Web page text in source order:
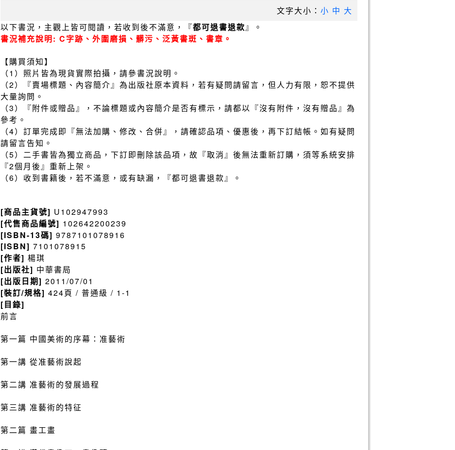
文字大小： 小 中 大
以下書況，主觀上皆可閱讀，若收到後不滿意，『都可退書退款』。
書況補充說明: C字跡、外圍磨損、髒污、泛黃書斑、書章。
【購買須知】
（1）照片皆為現貨實際拍攝，請參書況說明。
（2）『賣場標題、內容簡介』為出版社原本資料，若有疑問請留言，但人力有限，恕不提供
大量詢問。
（3）『附件或贈品』，不論標題或內容簡介是否有標示，請都以『沒有附件，沒有贈品』為
參考。
（4）訂單完成即『無法加購、修改、合併』，請確認品項、優惠後，再下訂結帳。如有疑問
請留言告知。
（5）二手書皆為獨立商品，下訂即刪除該品項，故『取消』後無法重新訂購，須等系統安排
『2個月後』重新上架。
（6）收到書籍後，若不滿意，或有缺漏，『都可退書退款』。
[商品主貨號] U102947993
[代售商品編號] 102642200239
[ISBN-13碼] 9787101078916
[ISBN] 7101078915
[作者] 楊琪
[出版社] 中華書局
[出版日期] 2011/07/01
[裝訂/規格] 424頁 / 普通級 / 1-1
[目錄]
前言
第一篇 中國美術的序幕：准藝術
第一講 從准藝術說起
第二講 准藝術的發展過程
第三講 准藝術的特征
第二篇 畫工畫